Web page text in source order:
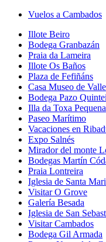
Vuelos a Cambados
Illote Beiro
Bodega Granbazán
Praia da Lameira
Illote Os Baños
Plaza de Fefiñáns
Casa Museo de
Bodega Pazo
Illa da Toxa Pequena
Paseo Marítimo
Vacaciones en
Expo Salnés
Mirador del monte
Bodegas Martín
Praia Lontreira
Iglesia de Santa
Visitar O Grove
Galería Besada
Iglesia de San
Visitar Cambados
Bodega Gil Armada